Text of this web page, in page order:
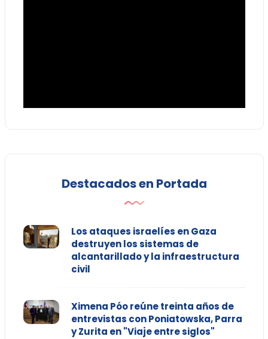
Destacados en Portada
Los ataques israelíes en Gaza
destruyen los sistemas de
alcantarillado y la infraestructura
civil
Ximena Póo reúne treinta años de
entrevistas con Poniatowska, Parra
y Zurita en "Viaje entre siglos"